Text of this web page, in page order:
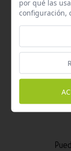
por qué las
configuración,